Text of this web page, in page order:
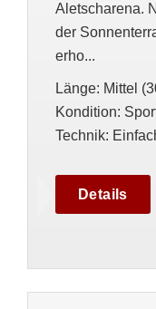
Aletscharena.
der
erho...
Länge: Mittel
Kondition:
Technik:
Details